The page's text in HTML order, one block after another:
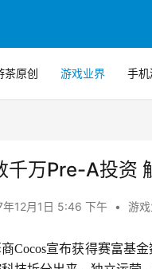
茶原创 游戏业界 手
千万Pre-A投资
年12月1日 5:46 下午 • 游
Cocos宣布获得赛富基